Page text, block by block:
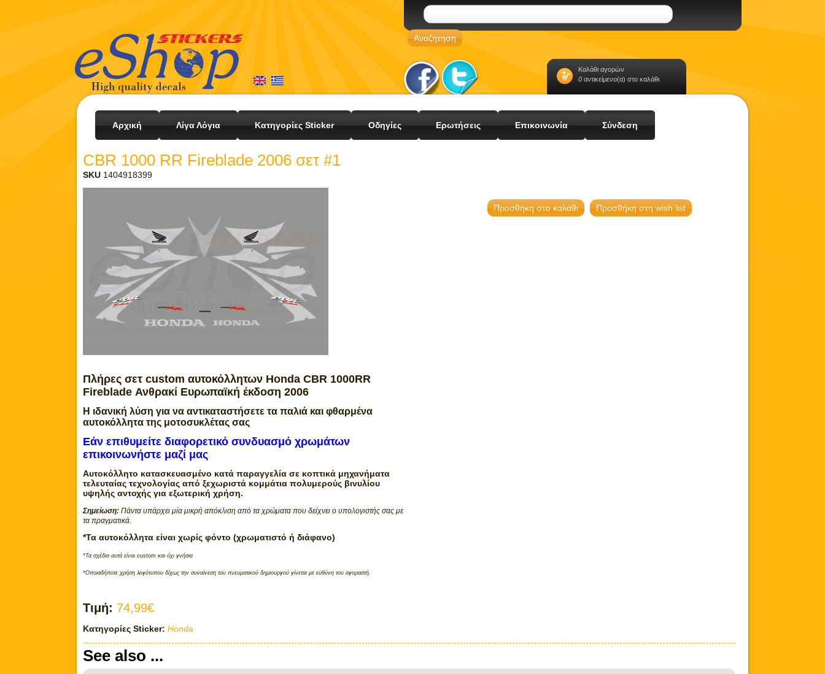
Καλάθι αγορών
0 αντικείμενο(α) στο καλάθι
Αρχική Λίγα Λόγια Κατηγορίες Sticker Οδηγίες Ερωτήσεις Επικοινωνία Σύνδεση
CBR 1000 RR Fireblade 2006 σετ #1
SKU 1404918399
Πλήρες σετ custom αυτοκόλλητων Honda CBR 1000RR
Fireblade Ανθρακί Ευρωπαϊκή έκδοση 2006
Η ιδανική λύση για να αντικαταστήσετε τα παλιά και φθαρμένα
αυτοκόλλητα της μοτοσυκλέτας σας
Εάν επιθυμείτε διαφορετικό συνδυασμό χρωμάτων
επικοινωνήστε μαζί μας
Αυτοκόλλητο κατασκευασμένο κατά παραγγελία σε κοπτικά μηχανήματα
τελευταίας τεχνολογίας από ξεχωριστά κομμάτια πολυμερούς βινυλίου
υψηλής αντοχής για εξωτερική χρήση.
Σημείωση: Πάντα υπάρχει μία μικρή απόκλιση από τα χρώματα που δείχνει ο υπολογιστής σας με
τα πραγματικά.
*Τα αυτοκόλλητα είναι χωρίς φόντο (χρωματιστό ή διάφανο)
*Τα σχέδια αυτά είναι custom και όχι γνήσια
*Οποιαδήποτε χρήση λογότυπου δίχως την συναίνεση του πνευματικού δημιουργού γίνεται με ευθύνη του αγοραστή.
Τιμή: 74,99€
Κατηγορίες Sticker: Honda
See also ...